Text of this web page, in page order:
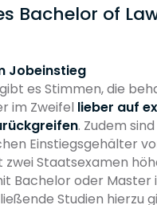
Bachelor of
Jobeinstieg
es Stimmen, die
im Zweifel lieber auf
. Zudem
Einstiegsgehälter
zwei Staatsexamen
Bachelor oder Master
Studien hierzu